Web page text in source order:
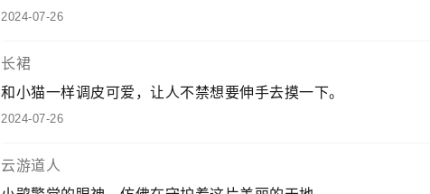
每次看到这些萌萌哒的小家伙们，心情都会变得特别愉快。😊😊😊
牵着蜗牛去散步
纵纹腹小鸮展翅高飞，像极了追逐梦想的我们。